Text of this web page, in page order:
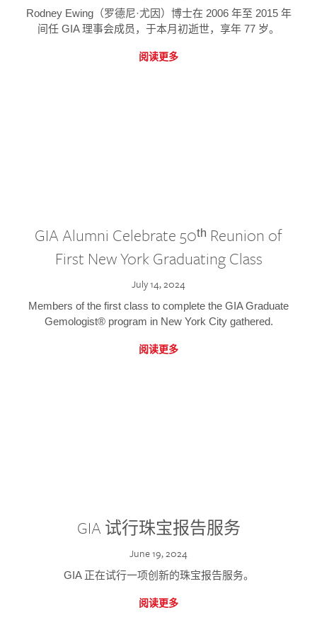
Rodney Ewing（罗德尼·尤因）博士在 2006 年至 2015 年
间任 GIA 理事会成员，于本月初逝世，享年 77 岁。
阅读更多
GIA Alumni Celebrate 50ᵗʰ Reunion of
First New York Graduating Class
July 14, 2024
Members of the first class to complete the GIA Graduate
Gemologist® program in New York City gathered.
阅读更多
GIA 试行珠宝报告服务
June 19, 2024
GIA 正在试行一项创新的珠宝报告服务。
阅读更多